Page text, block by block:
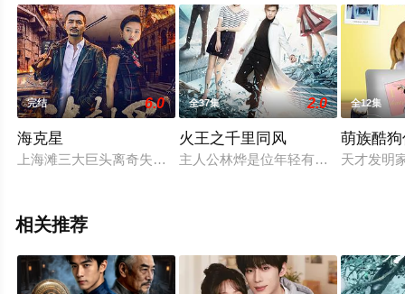
台了解。
完结 6.0
海克星
上海滩三大巨头离奇失踪，租界前总探长邢天杨深入追查，引
全37集 2.0
火王之千里同风
主人公林烨是位年轻有为的科学家，
全12集
萌族酷
天才发明
相关推荐